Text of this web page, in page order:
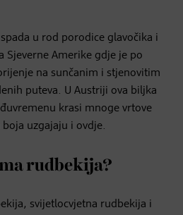
u rod porodice glavočika i
Sjeverne Amerike gdje je po
na sunčanim i stjenovitim
puteva. U Austriji ova biljka
krasi mnoge vrtove
uzgajaju i ovdje.
rudbekija?
svijetlocvjetna rudbekija i